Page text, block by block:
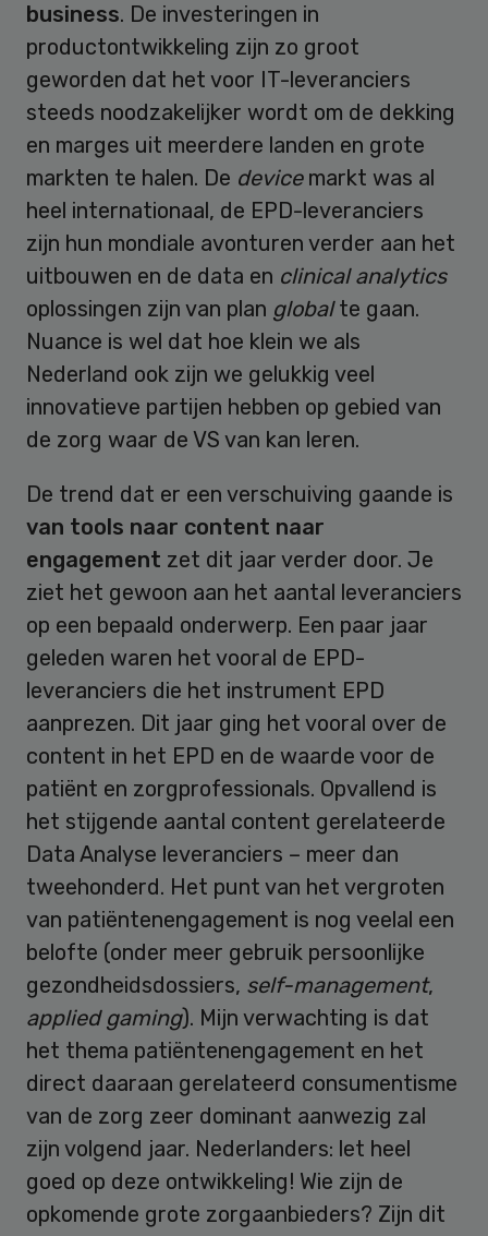
business. De investeringen in
productontwikkeling zijn zo groot
geworden dat het voor IT-leveranciers
steeds noodzakelijker wordt om de dekking
en marges uit meerdere landen en grote
markten te halen. De devicemarkt was al
heel internationaal, de EPD-leveranciers
zijn hun mondiale avonturen verder aan het
uitbouwen en de data en clinical analytics
oplossingen zijn van plan globalte gaan.
Nuance is wel dat hoe klein we als
Nederland ook zijn we gelukkig veel
innovatieve partijen hebben op gebied van
de zorg waar de VS van kan leren.
De trend dat er een verschuiving gaande is
van tools naar content naar
engagement zet dit jaar verder door. Je
ziet het gewoon aan het aantal leveranciers
op een bepaald onderwerp. Een paar jaar
geleden waren het vooral de EPD-
leveranciers die het instrument EPD
aanprezen. Dit jaar ging het vooral over de
content in het EPD en de waarde voor de
patiënt en zorgprofessionals. Opvallend is
het stijgende aantal content gerelateerde
Data Analyse leveranciers – meer dan
tweehonderd. Het punt van het vergroten
van patiëntenengagement is nog veelal een
belofte (onder meer gebruik persoonlijke
gezondheidsdossiers, self-management,
applied gaming). Mijn verwachting is dat
het thema patiëntenengagement en het
direct daaraan gerelateerd consumentisme
van de zorg zeer dominant aanwezig zal
zijn volgend jaar. Nederlanders: let heel
goed op deze ontwikkeling! Wie zijn de
opkomende grote zorgaanbieders? Zijn dit